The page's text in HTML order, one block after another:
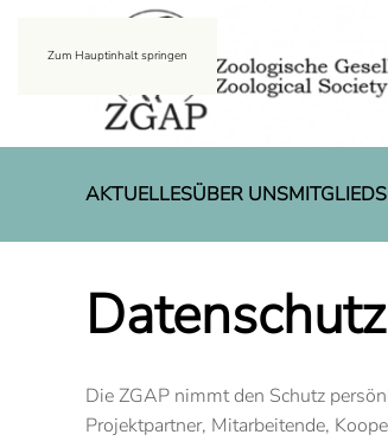
Zum Hauptinhalt springen
AKTUELLESÜBER UNS
Datenschutz
Die ZGAP nimmt den Schutz
Projektpartner, Mitarbeitende,